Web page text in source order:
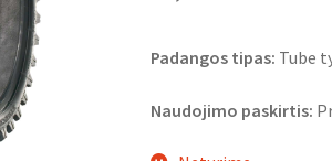
Padangos tipas: Tube
Naudojimo paskirtis: